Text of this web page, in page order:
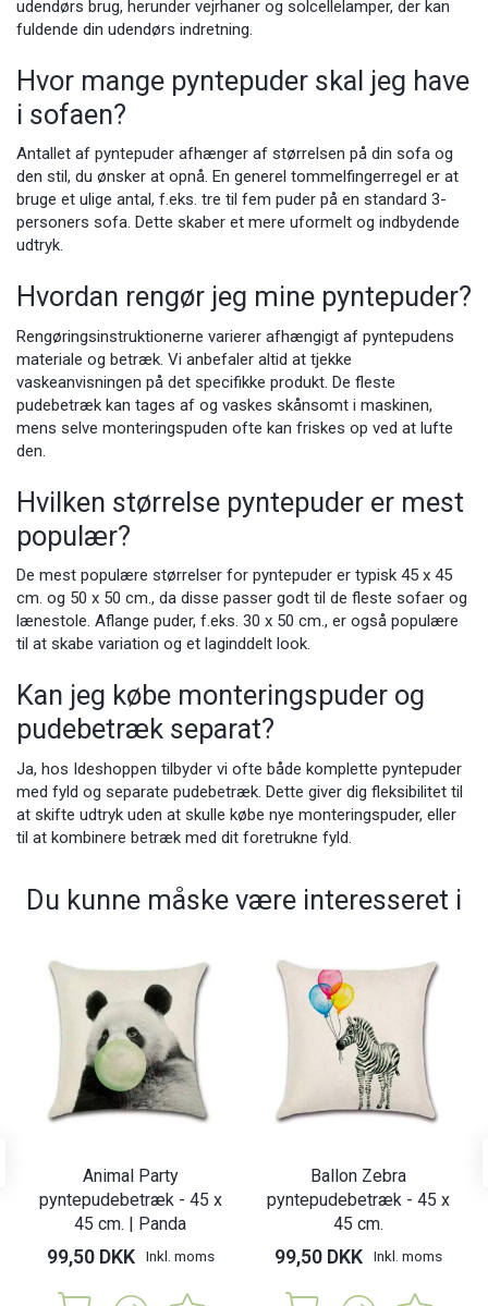
udendørs brug, herunder vejrhaner og solcellelamper, der kan
fuldende din udendørs indretning.
Hvor mange pyntepuder skal jeg have
i sofaen?
Antallet af pyntepuder afhænger af størrelsen på din sofa og
den stil, du ønsker at opnå. En generel tommelfingerregel er at
bruge et ulige antal, f.eks. tre til fem puder på en standard 3-
personers sofa. Dette skaber et mere uformelt og indbydende
udtryk.
Hvordan rengør jeg mine pyntepuder?
Rengøringsinstruktionerne varierer afhængigt af pyntepudens
materiale og betræk. Vi anbefaler altid at tjekke
vaskeanvisningen på det specifikke produkt. De fleste
pudebetræk kan tages af og vaskes skånsomt i maskinen,
mens selve monteringspuden ofte kan friskes op ved at lufte
den.
Hvilken størrelse pyntepuder er mest
populær?
De mest populære størrelser for pyntepuder er typisk 45 x 45
cm. og 50 x 50 cm., da disse passer godt til de fleste sofaer og
lænestole. Aflange puder, f.eks. 30 x 50 cm., er også populære
til at skabe variation og et laginddelt look.
Kan jeg købe monteringspuder og
pudebetræk separat?
Ja, hos Ideshoppen tilbyder vi ofte både komplette pyntepuder
med fyld og separate pudebetræk. Dette giver dig fleksibilitet til
at skifte udtryk uden at skulle købe nye monteringspuder, eller
til at kombinere betræk med dit foretrukne fyld.
Du kunne måske være interesseret i
Animal Party
pyntepudebetræk - 45 x
45 cm. | Panda
99,50 DKK Inkl. moms
Ballon Zebra
pyntepudebetræk - 45 x
45 cm.
99,50 DKK Inkl. moms